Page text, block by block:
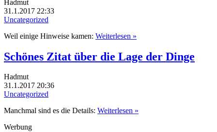
Hadmut
31.1.2017 22:33
Uncategorized
Weil einige Hinweise kamen: Weiterlesen »
Schönes Zitat über die Lage der Dinge
Hadmut
31.1.2017 20:36
Uncategorized
Manchmal sind es die Details: Weiterlesen »
Werbung